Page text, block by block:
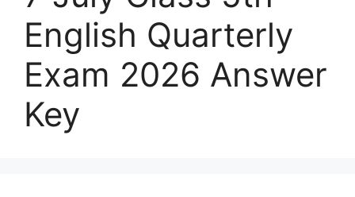
English Quarterly
Exam 2026 Answer
Key